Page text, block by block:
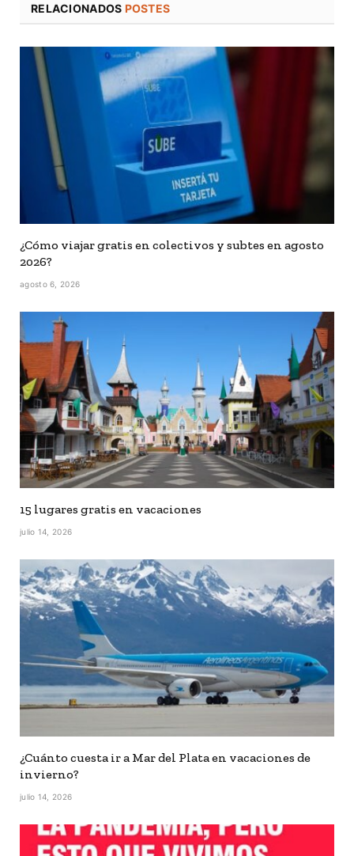
RELACIONADOS POSTES
¿Cómo viajar gratis en colectivos y subtes en agosto
2026?
agosto 6, 2026
15 lugares gratis en vacaciones
julio 14, 2026
¿Cuánto cuesta ir a Mar del Plata en vacaciones de
invierno?
julio 14, 2026